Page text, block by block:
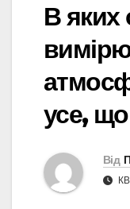
В яких
усе, що
Від